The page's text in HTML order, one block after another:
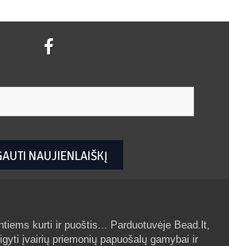
NAUJIENLAIŠKĮ
kurti ir puoštis... Parduotuvėje Bead.lt,
įvairių priemonių papuošalų gamybai ir